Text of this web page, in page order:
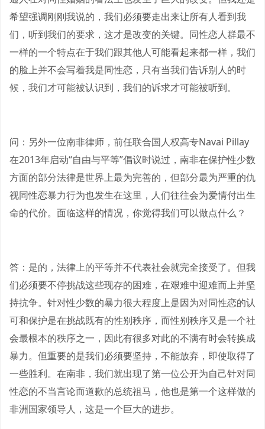
希望强调刚刚我说的，我们必须要走出来让所有人看到我
们，听到我们的要求，这才是改变的关键。同性恋人群最不
一样的一个特点在于我们跟其他人可能看起来都一样，我们
的脸上并不会写着我是同性恋，只有当我们告诉别人的时
候，我们才可能被认识到，我们的诉求才可能被听到。
问：另外一位南非律师，前任联合国人权高专Navai Pillay
在2013年启动“自由与平等”倡议时说过，南非在保护性少数
方面的部分法律是世界上最为完善的，但部分最为严重的仇
视同性恋暴力行为也发生在这里，人们往往会为爱情付出生
命的代价。面临这样的情况，你觉得我们可以做点什么？
答：是的，法律上的平等并不代表社会就完全接受了。但我
们必须要不停挑战这些现存的困难，在艰难中迎难而上并坚
持抗争。针对性少数的暴力很大程度上是因为对同性恋的认
可和保护是在挑战既有的性别秩序，而性别秩序又是一个社
会最根本的秩序之一，因此有很多对此的不满有时会转换成
暴力。但重要的是我们必须要坚持，不能放弃，即使取得了
一些胜利。在南非，我们就出现了第一位公开为自己针对同
性恋的不当言论而道歉的总统祖马，他也是第一个这样做的
非洲国家领导人，这是一个巨大的进步。